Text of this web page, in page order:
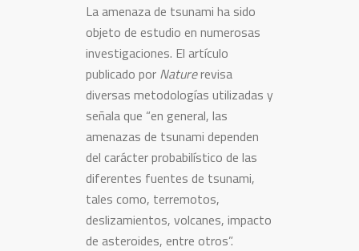
La amenaza de tsunami ha sido
objeto de estudio en numerosas
investigaciones. El artículo
publicado por Naturerevisa
diversas metodologías utilizadas y
señala que “en general, las
amenazas de tsunami dependen
del carácter probabilístico de las
diferentes fuentes de tsunami,
tales como, terremotos,
deslizamientos, volcanes, impacto
de asteroides, entre otros”.